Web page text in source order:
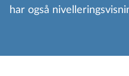
har også